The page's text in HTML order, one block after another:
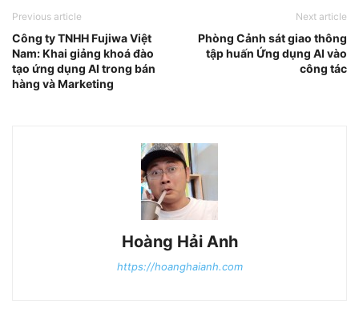
Previous article
Công ty TNHH Fujiwa Việt
Nam: Khai giảng khoá đào
tạo ứng dụng AI trong bán
hàng và Marketing
Next article
Phòng Cảnh sát giao thông
tập huấn Ứng dụng AI vào
công tác
Hoàng Hải Anh
https://hoanghaianh.com